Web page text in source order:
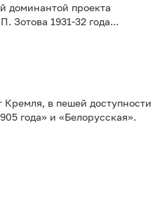
доминантой проекта
Зотова 1931-32 года...
Кремля, в пешей доступности
года» и «Белорусская».